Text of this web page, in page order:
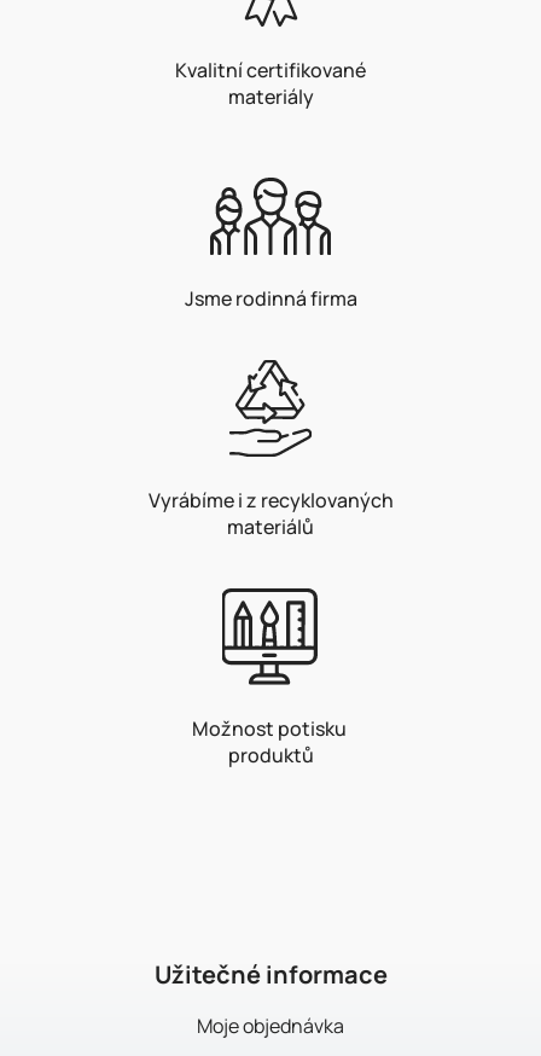
Kvalitní certifikované
materiály
Jsme rodinná firma
Vyrábíme i z recyklovaných
materiálů
Možnost potisku
produktů
Užitečné informace
Moje objednávka